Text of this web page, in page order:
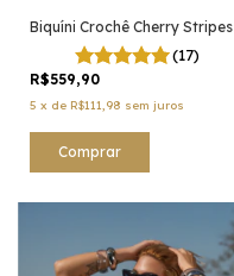
Biquíni Crochê Cherry Stripes
(17)
R$559,90
5 x de R$111,98 sem juros
Comprar